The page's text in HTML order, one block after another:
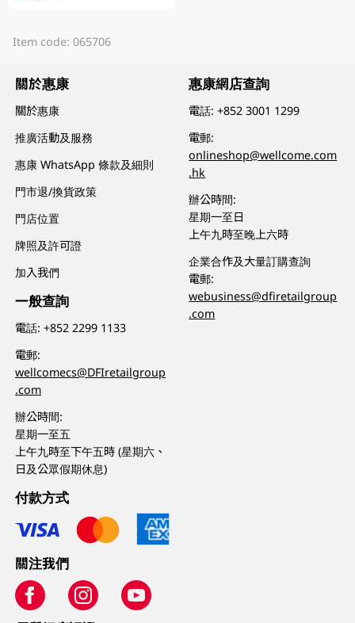
Item code: 065706
關於惠康
關於惠康
推廣活動及服務
惠康 WhatsApp 條款及細則
門市退/換貨政策
門店位置
牌照及許可證
加入我們
一般查詢
電話:+852 2299 1133
電郵:
wellcomecs@DFIretailgroup
.com
辦公時間:
星期一至五
上午九時至下午五時 (星期六、
日及公眾假期休息)
惠康網店查詢
電話:+852 3001 1299
電郵:
onlineshop@wellcome.com
.hk
辦公時間:
星期一至日
上午九時至晚上六時
企業合作及大量訂購查詢
電郵:
webusiness@dfiretailgroup
.com
付款方式
關注我們